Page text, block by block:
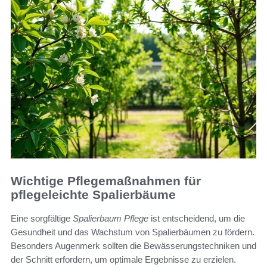
Wichtige Pflegemaßnahmen für
pflegeleichte Spalierbäume
Eine sorgfältige Spalierbaum Pflege ist entscheidend, um die
Gesundheit und das Wachstum von Spalierbäumen zu fördern.
Besonders Augenmerk sollten die Bewässerungstechniken und
der Schnitt erfordern, um optimale Ergebnisse zu erzielen.